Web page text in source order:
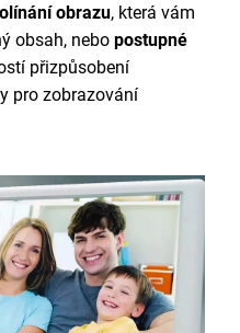
obrazu, která vám
obsah, nebo postupné
přizpůsobení
pro zobrazování